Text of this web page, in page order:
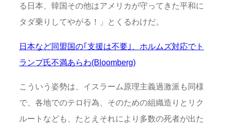
る日本、韓国その他はアメリカが守ってきた平和に
タダ乗りしてやがる！」とくるわけだ。
日本など同盟国の｢支援は不要｣、ホルムズ対応でト
ランプ氏不満あらわ(Bloomberg)
こういう姿勢は、イスラーム原理主義過激派も同様
で、各地でのテロ行為、そのための組織造りとリク
ルートなども、たとえそれにより多数の死者が出た